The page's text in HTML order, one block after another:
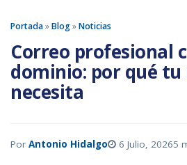
Portada»Blog»Noticias
Correo profesional
dominio: por qué tu
necesita
Por Antonio Hidalgo 6 Julio, 20265